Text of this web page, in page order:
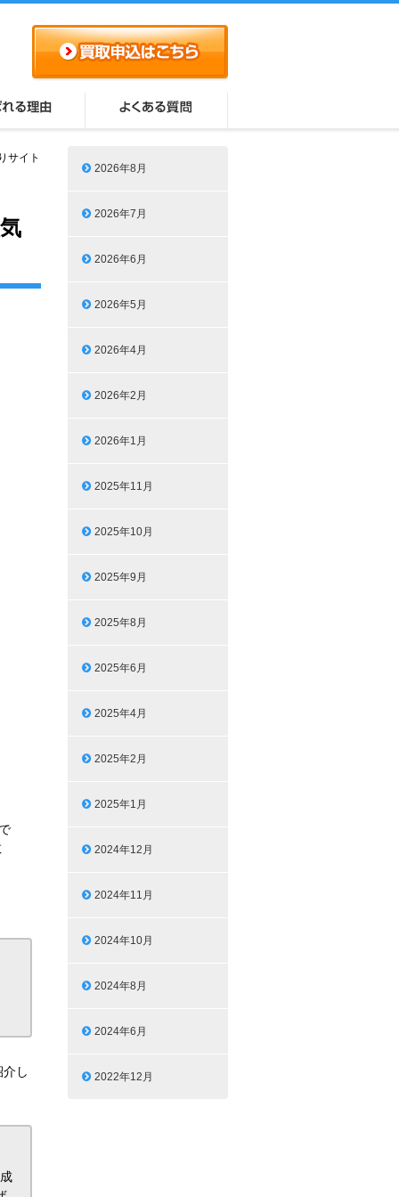
サイト
し
2026年8月
2026年7月
2026年6月
2026年5月
2026年4月
2026年2月
2026年1月
2025年11月
2025年10月
2025年9月
2025年8月
2025年6月
2025年4月
2025年2月
2025年1月
2024年12月
2024年11月
2024年10月
2024年8月
2024年6月
2022年12月